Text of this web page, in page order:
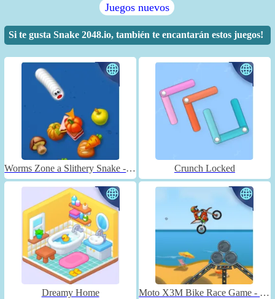
Juegos nuevos
Si te gusta Snake 2048.io, también te encantarán estos juegos!
Worms Zone a Slithery Snake - Unblocked Crunch Locked
Dreamy Home Moto X3M Bike Race Game - Unblocked